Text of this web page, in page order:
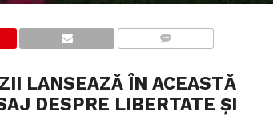
LANSEAZĂ ÎN ACEASTĂ
DESPRE LIBERTATE ȘI